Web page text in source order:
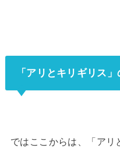
「アリとキリギリス
ではここからは、「アリ